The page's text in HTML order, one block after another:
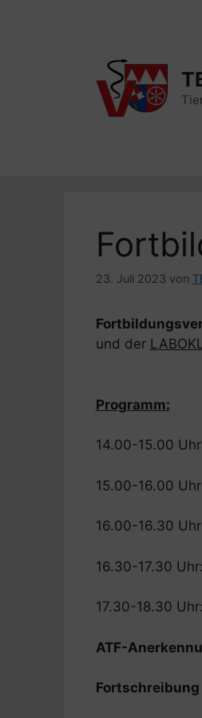
23. Juli 2023 von
und der
Programm:
14.00-15.00
15.00-16.00
16.00-16.30
16.30-17.30
17.30-18.30
ATF-